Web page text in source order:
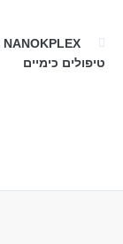
טיפולים כימיים